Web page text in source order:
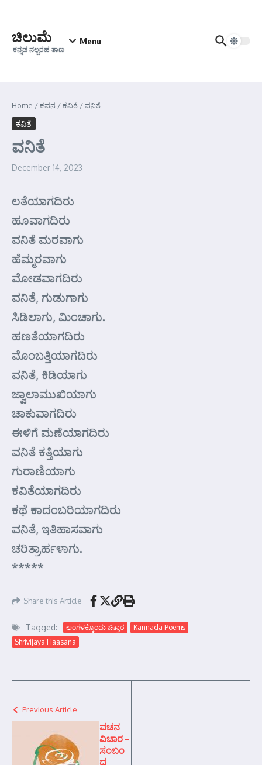
ಚಿಲುಮೆ
ಕನ್ನಡ ನಲ್ಬರಹ ತಾಣ
Menu
Home /ಕವನ /ಕವಿತೆ /ವನಿತೆ
ಕವಿತೆ
ವನಿತೆ
December 14, 2023
ಲತೆಯಾಗದಿರು
ಹೂವಾಗದಿರು
ವನಿತೆ ಮರವಾಗು
ಹೆಮ್ಮರವಾಗು
ಮೋಡವಾಗದಿರು
ವನಿತೆ, ಗುಡುಗಾಗು
ಸಿಡಿಲಾಗು, ಮಿಂಚಾಗು.
ಹಣತೆಯಾಗದಿರು
ಮೊಂಬತ್ತಿಯಾಗದಿರು
ವನಿತೆ, ಕಿಡಿಯಾಗು
ಜ್ವಾಲಾಮುಖಿಯಾಗು
ಚಾಕುವಾಗದಿರು
ಈಳಿಗೆ ಮಣೆಯಾಗದಿರು
ವನಿತೆ ಕತ್ತಿಯಾಗು
ಗುರಾಣಿಯಾಗು
ಕವಿತೆಯಾಗದಿರು
ಕಥೆ ಕಾದಂಬರಿಯಾಗದಿರು
ವನಿತೆ, ಇತಿಹಾಸವಾಗು
ಚರಿತ್ರಾರ್ಹಳಾಗು.
*****
Share this Article
Tagged: ಅಂಗಳಕ್ಕೊಂದು ಚಿತ್ತಾರ
Kannada Poems
Shrivijaya Haasana
Previous Article
ವಚನ
ವಿಚಾರ –
ಸಂಬಂ
ಧ